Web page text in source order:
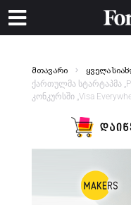
მთავარი ყველა
ქართულმა სტარტაპმა
კონკურსში „Visa